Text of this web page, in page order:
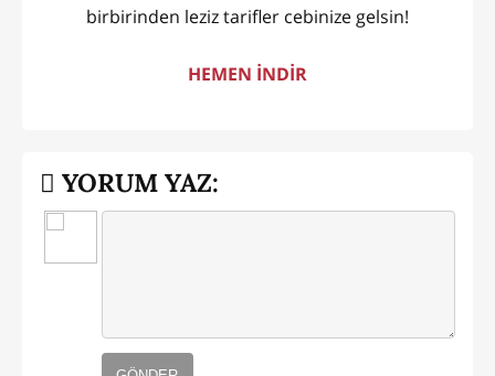
birbirinden leziz tarifler cebinize gelsin!
HEMEN İNDİR
YORUM YAZ: